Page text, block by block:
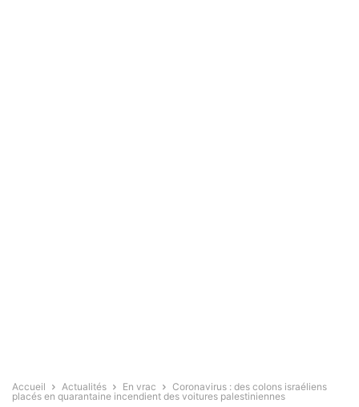
Accueil Actualités En vrac
Coronavirus : des colons israéliens
placés en quarantaine incendient des voitures palestiniennes